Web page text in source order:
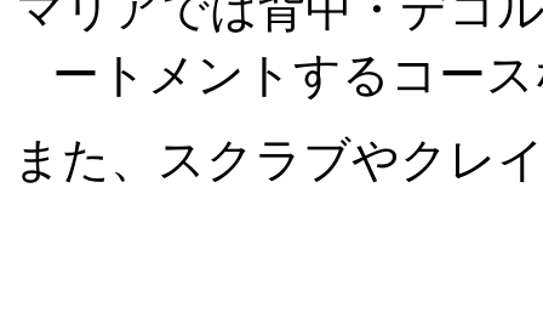
ートメントするコー
また、スクラブやクレ